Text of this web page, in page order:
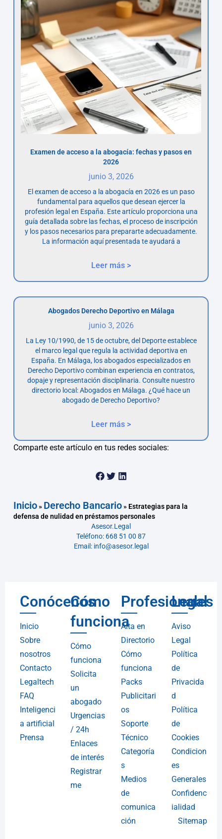
Examen de acceso a la abogacía: fechas y pasos en
2026
junio 3, 2026
El examen de acceso a la abogacía en 2026 es un paso
fundamental para aquellos que desean ejercer la
profesión legal en España. Este artículo proporciona una
guía detallada sobre las fechas, el proceso de inscripción
y los pasos necesarios para prepararte adecuadamente.
La información aquí presentada te ayudará a
Leer más >
Abogados Derecho Deportivo en Málaga
junio 3, 2026
La Ley 10/1990, de 15 de octubre, del Deporte establece
el marco legal que regula la actividad deportiva en
España. En Málaga, los abogados especializados en
Derecho Deportivo combinan experiencia en contratos,
dopaje y representación disciplinaria. Consulte nuestro
directorio local: Abogados en Málaga. ¿Qué hace un
abogado de Derecho Deportivo?
Leer más >
Comparte este artículo en tus redes sociales:
Inicio» Derecho Bancario» Estrategias para la
defensa de nulidad en préstamos personales
Asesor.Legal
Teléfono: 668 51 00 87
Email: info@asesor.legal
Conócenos
Inicio
Sobre
nosotros
Contacto
Legaltech
FAQ
Inteligenci
a artificial
Prensa
Cómo
funciona
Cómo
funciona
Solicita
un
abogado
Urgencias
/ 24h
Enlaces
de interés
Registrar
me
Profesionales
Alta en
Directorio
Cómo
funciona
Packs
Publicitari
os
Soporte
Técnico
Categoría
s
Medios
de
comunica
ción
Legal
Aviso
Legal
Política
de
Privacida
d
Política
de
Cookies
Condicion
es
Generales
Confidenc
ialidad
Sitemap